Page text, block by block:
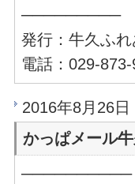
─────────
発行：牛久ふ
電話：029-
2016年8月26
かっぱメール
──────────